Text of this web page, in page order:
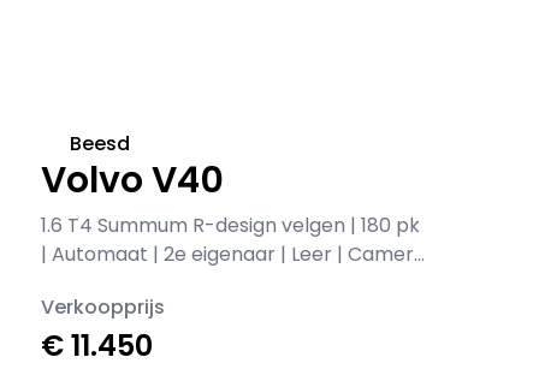
Volvo V40
1.6 T4 Summum R-design velgen | 180 pk
| Automaat | 2e eigenaar | Leer | Camera
control | Climate control | 17 inch
Beesd
Verkoopprijs
€ 11.450